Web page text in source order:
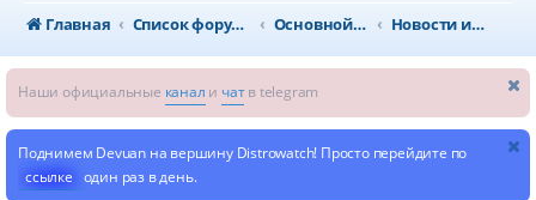
Главная
Список форумов Основной раздел Новости и объявления
Наши официальные канал и чатв telegram
Поднимем Devuan на вершину Distrowatch! Просто перейдите по
ссылке один раз в день.